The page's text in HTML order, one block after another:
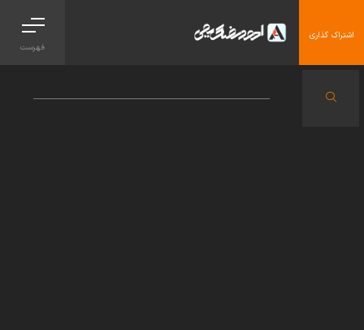
فهرست
اشتراک گذاری